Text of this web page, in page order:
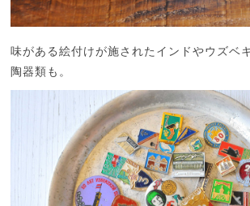
味がある絵付けが施されたインドやウズベ
陶器類も。